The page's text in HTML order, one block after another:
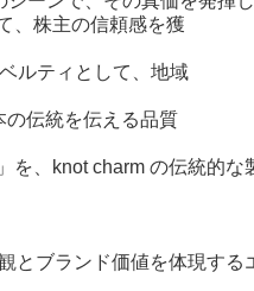
、株主の信頼感を獲
ルティとして、地域
の伝統を伝える品質
、knot charm の伝統的な
ブランド価値を体現する